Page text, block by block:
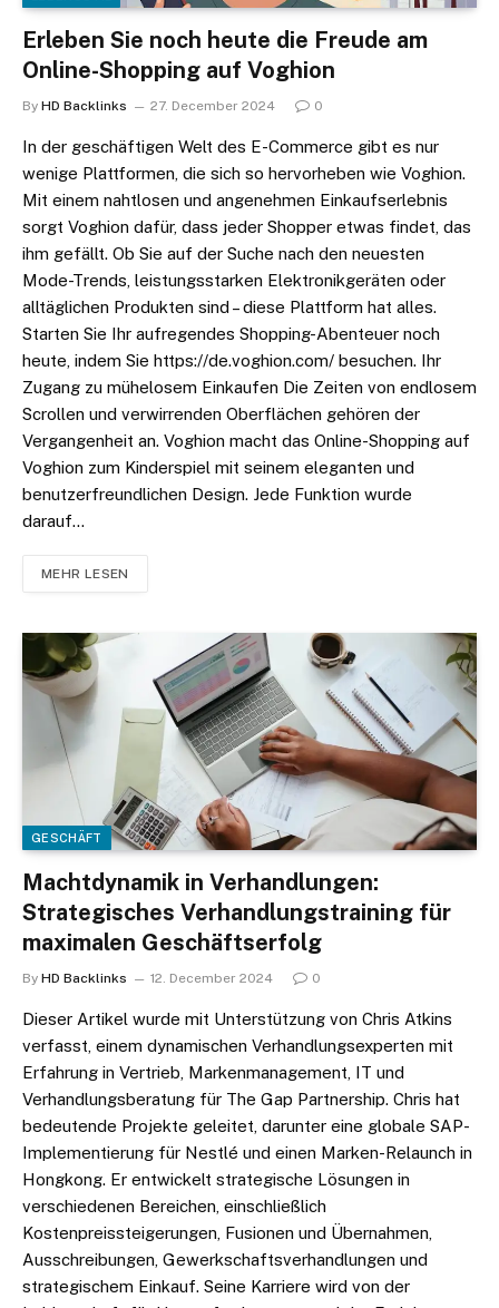
Erleben Sie noch heute die Freude am
Online-Shopping auf Voghion
By HD Backlinks 27. December 2024 0
In der geschäftigen Welt des E-Commerce gibt es nur
wenige Plattformen, die sich so hervorheben wie Voghion.
Mit einem nahtlosen und angenehmen Einkaufserlebnis
sorgt Voghion dafür, dass jeder Shopper etwas findet, das
ihm gefällt. Ob Sie auf der Suche nach den neuesten
Mode-Trends, leistungsstarken Elektronikgeräten oder
alltäglichen Produkten sind – diese Plattform hat alles.
Starten Sie Ihr aufregendes Shopping-Abenteuer noch
heute, indem Sie https://de.voghion.com/ besuchen. Ihr
Zugang zu mühelosem Einkaufen Die Zeiten von endlosem
Scrollen und verwirrenden Oberflächen gehören der
Vergangenheit an. Voghion macht das Online-Shopping auf
Voghion zum Kinderspiel mit seinem eleganten und
benutzerfreundlichen Design. Jede Funktion wurde
darauf…
MEHR LESEN
GESCHÄFT
Machtdynamik in Verhandlungen:
Strategisches Verhandlungstraining für
maximalen Geschäftserfolg
By HD Backlinks 12. December 2024 0
Dieser Artikel wurde mit Unterstützung von Chris Atkins
verfasst, einem dynamischen Verhandlungsexperten mit
Erfahrung in Vertrieb, Markenmanagement, IT und
Verhandlungsberatung für The Gap Partnership. Chris hat
bedeutende Projekte geleitet, darunter eine globale SAP-
Implementierung für Nestlé und einen Marken-Relaunch in
Hongkong. Er entwickelt strategische Lösungen in
verschiedenen Bereichen, einschließlich
Kostenpreissteigerungen, Fusionen und Übernahmen,
Ausschreibungen, Gewerkschaftsverhandlungen und
strategischem Einkauf. Seine Karriere wird von der